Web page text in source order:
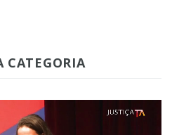
CATEGORIA